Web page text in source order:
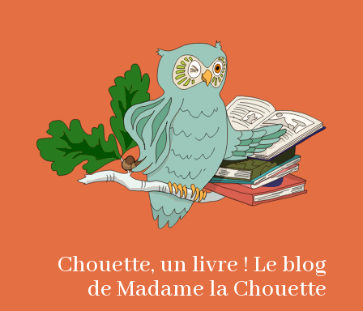
Chouette, un livre ! Le blog
de Madame la Chouette